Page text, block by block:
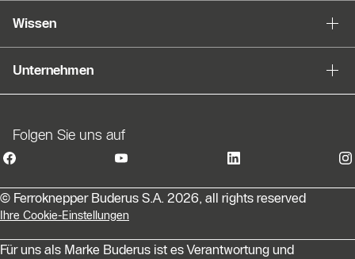
Wissen
Unternehmen
Folgen Sie uns auf
© Ferroknepper Buderus S.A. 2026, all rights reserved
Ihre Cookie-Einstellungen
Für uns als Marke Buderus ist es Verantwortung und